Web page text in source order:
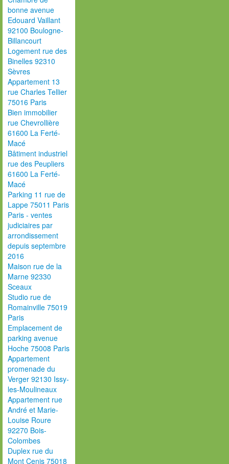
bonne avenue
Edouard Vaillant
92100 Boulogne-
Billancourt
Logement rue des
Binelles 92310
Sèvres
Appartement 13
rue Charles Tellier
75016 Paris
Bien immobilier
rue Chevrollière
61600 La Ferté-
Macé
Bâtiment industriel
rue des Peupliers
61600 La Ferté-
Macé
Parking 11 rue de
Lappe 75011 Paris
Paris - ventes
judiciaires par
arrondissement
depuis septembre
2016
Maison rue de la
Marne 92330
Sceaux
Studio rue de
Romainville 75019
Paris
Emplacement de
parking avenue
Hoche 75008 Paris
Appartement
promenade du
Verger 92130 Issy-
les-Moulineaux
Appartement rue
André et Marie-
Louise Roure
92270 Bois-
Colombes
Duplex rue du
Mont Cenis 75018